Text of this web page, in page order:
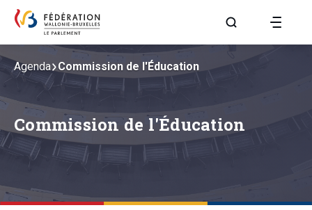
Aller à la page
Commission de l'Éducation
Agenda Commission de l'Éducation